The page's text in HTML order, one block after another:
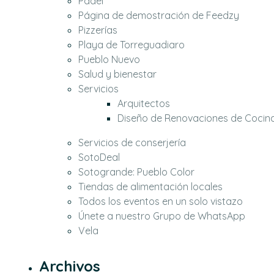
Página de demostración de Feedzy
Pizzerías
Playa de Torreguadiaro
Pueblo Nuevo
Salud y bienestar
Servicios
Arquitectos
Diseño de Renovaciones de
Servicios de conserjería
SotoDeal
Sotogrande: Pueblo Color
Tiendas de alimentación locales
Todos los eventos en un solo vistazo
Únete a nuestro Grupo de WhatsApp
Vela
Archivos